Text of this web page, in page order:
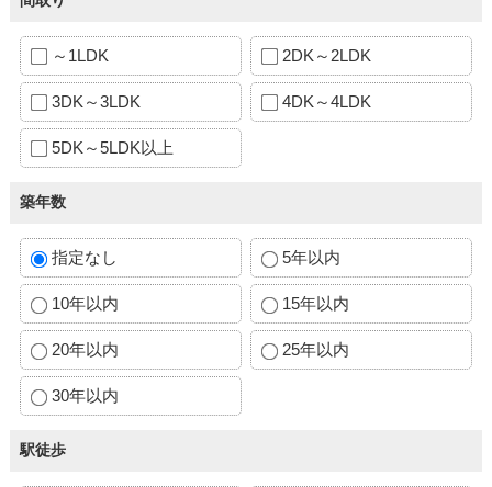
～1LDK 2DK～2LDK
3DK～3LDK 4DK～4LDK
5DK～5LDK以上
築年数
指定なし 5年以内
10年以内 15年以内
20年以内 25年以内
30年以内
駅徒歩